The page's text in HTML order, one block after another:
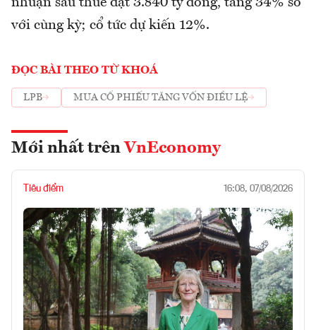
với cùng kỳ; cổ tức dự kiến 12%.
ĐỌC BÀI THEO TỪ KHOÁ
LPB MUA CỔ PHIẾU TĂNG VỐN ĐIỀU LỆ
Mới nhất trên VnEconomy
Tiêu điểm 16:08, 07/08/2026